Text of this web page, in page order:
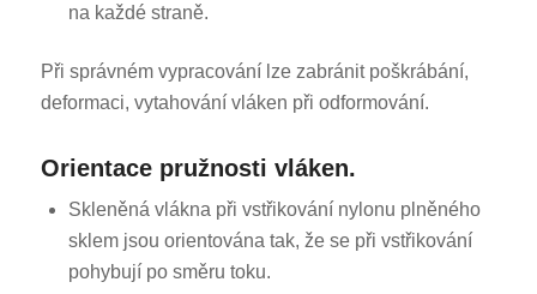
na každé straně.
Při správném vypracování lze zabránit poškrábání,
deformaci, vytahování vláken při odformování.
Orientace pružnosti vláken.
Skleněná vlákna při vstřikování nylonu plněného
sklem jsou orientována tak, že se při vstřikování
pohybují po směru toku.
FI
NB
SV
HU
RO